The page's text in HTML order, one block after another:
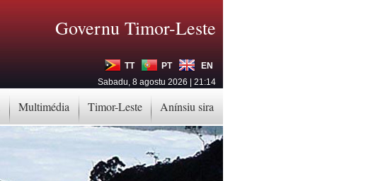
Multimédia Timor-Leste Anínsiu sira
Governu Timor-Leste
TT PT
EN
Sabadu, 8 agostu 2026 | 21:14